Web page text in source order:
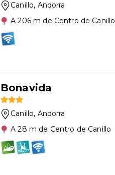
Canillo, Andorra
A 206 m de Centro de Canillo
Bonavida
Canillo, Andorra
A 28 m de Centro de Canillo